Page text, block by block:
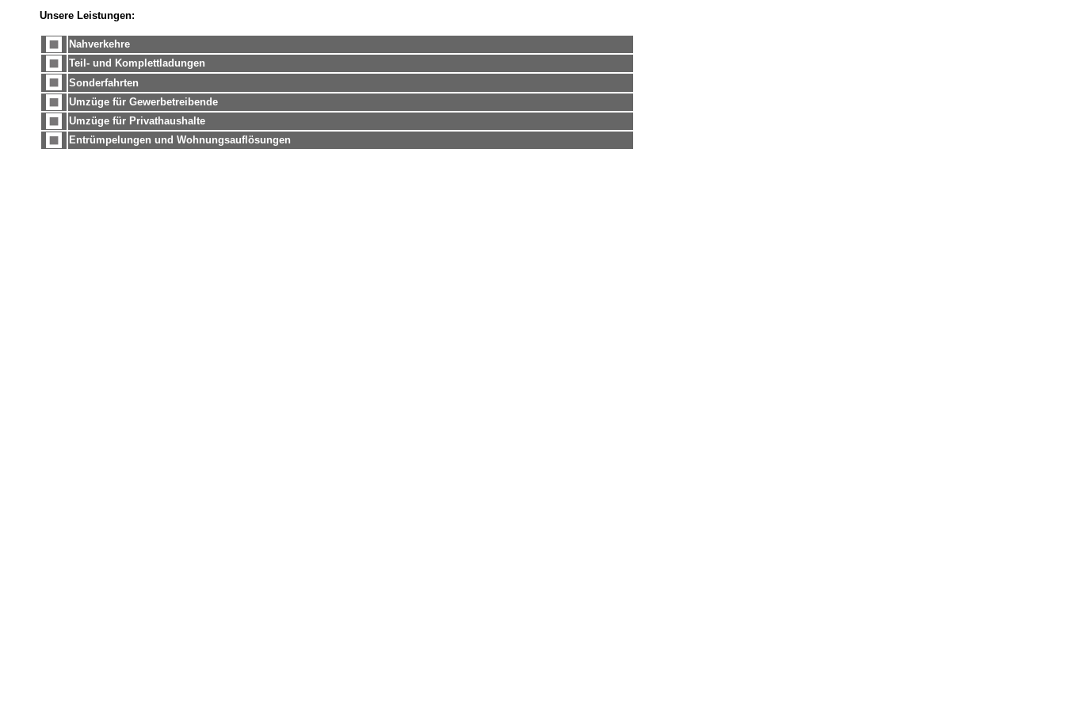
Unsere Leistungen:
Nahverkehre
Teil- und Komplettladungen
Sonderfahrten
Umzüge für Gewerbetreibende
Umzüge für Privathaushalte
Entrümpelungen und Wohnungsauflösungen